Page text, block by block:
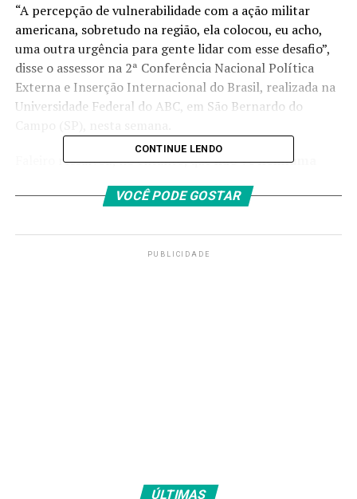
“A percepção de vulnerabilidade com a ação militar
americana, sobretudo na região, ela colocou, eu acho,
uma outra urgência para gente lidar com esse desafio”,
disse o assessor na 2ª Conferência Nacional Política
Externa e Inserção Internacional do Brasil, realizada na
Universidade Federal do ABC, em São Bernardo do
Faleiro ressalvou, no entanto, quenão vê nenhuma
petróleo e nem contra o programa nuclear nacional.
“Eu não vejo hoje uma
tomar uma decisão se deverá investir ou não no
CONTINUE LENDO
VOCÊ PODE GOSTAR
PUBLICIDADE
ÚLTIMAS